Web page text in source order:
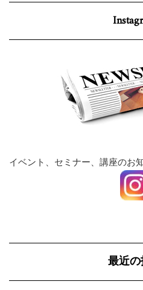
イベント、セミナー、講座のお知
最近